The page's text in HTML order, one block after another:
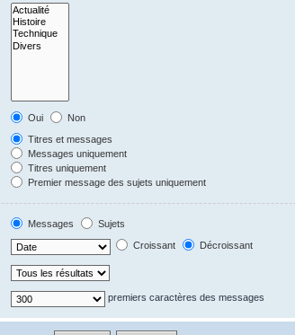
Oui
Non
Titres et messages
Messages uniquement
Titres uniquement
Premier message des sujets uniquement
Messages
Sujets
Croissant Décroissant
premiers caractères des messages